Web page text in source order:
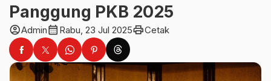
Panggung PKB 2025
account_circleAdmincalendar_month Rabu, 23 Jul 2025printCetak